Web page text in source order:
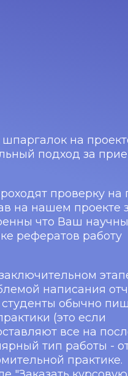
на
подход за
проверку на
на нашем проекте
что Ваш
рефератов работу
написания
обычно
(это если
все на
тип работы -
практике.